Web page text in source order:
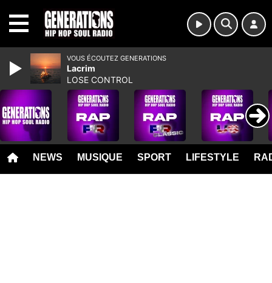
NEWS MUSIQUE SPORT LIFESTYLE
VOUS ÉCOUTEZ GENERATIONS
Lacrim
LOSE CONTROL